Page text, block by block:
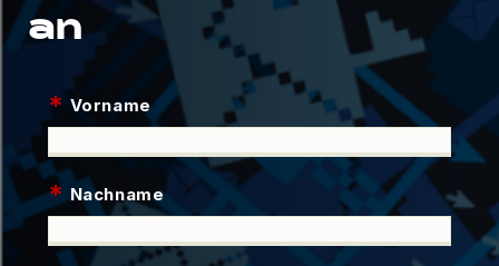
an
* Vorname
* Nachname